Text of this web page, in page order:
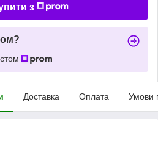
з
Доставка Оплата Умови